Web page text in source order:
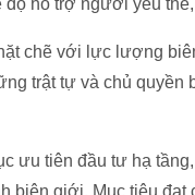
hỗ trợ người yếu
chẽ với lực lượng
trật tự và chủ quyền
ưu tiên đầu tư hạ
biên giới. Mục tiêu đạt